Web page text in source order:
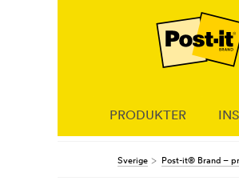
PRODUKTER
Sverige Post-it® Brand –